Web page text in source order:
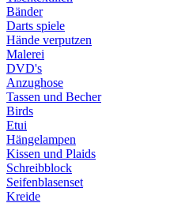
Bänder
Darts spiele
Hände verputzen
Malerei
DVD's
Anzughose
Tassen und Becher
Birds
Etui
Hängelampen
Kissen und Plaids
Schreibblock
Seifenblasenset
Kreide